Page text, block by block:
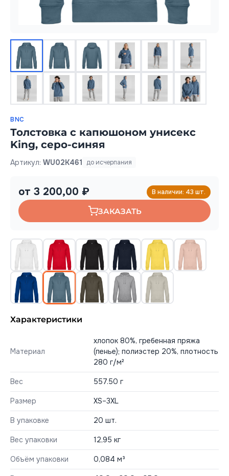
BNC
Толстовка с капюшоном унисекс
King, серо-синяя
Артикул: WU02K461 до исчерпания
от 3 200,00 ₽ В наличии: 43 шт.
ЗАКАЗАТЬ
Характеристики
Материал
хлопок 80%, гребенная пряжа
(пенье); полиэстер 20%, плотность
280 г/м²
Вес 557.50 г
Размер XS–3XL
В упаковке 20 шт.
Вес упаковки 12,95 кг
Объём упаковки 0,084 м³